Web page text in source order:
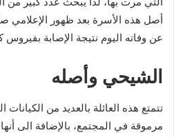
أصل هذه الأسرة بعد ظهور الإعلامي
عن وفاته اليوم نتيجة الإصابة بفيروس
الشيحي وأصله
تتمتع هذه العائلة بالعديد من الكيانات
مرموقة في المجتمع، بالإضافة الى